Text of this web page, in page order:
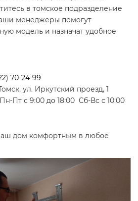
в томское подразделение
менеджеры помогут
модель и назначат удобное
70-24-99
ул. Иркутский проезд, 1
Пн-Пт с 9:00 до 18:00 Сб-Вс с 10:00
дом комфортным в любое